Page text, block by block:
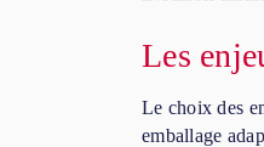
Les
Le choix des
emballage